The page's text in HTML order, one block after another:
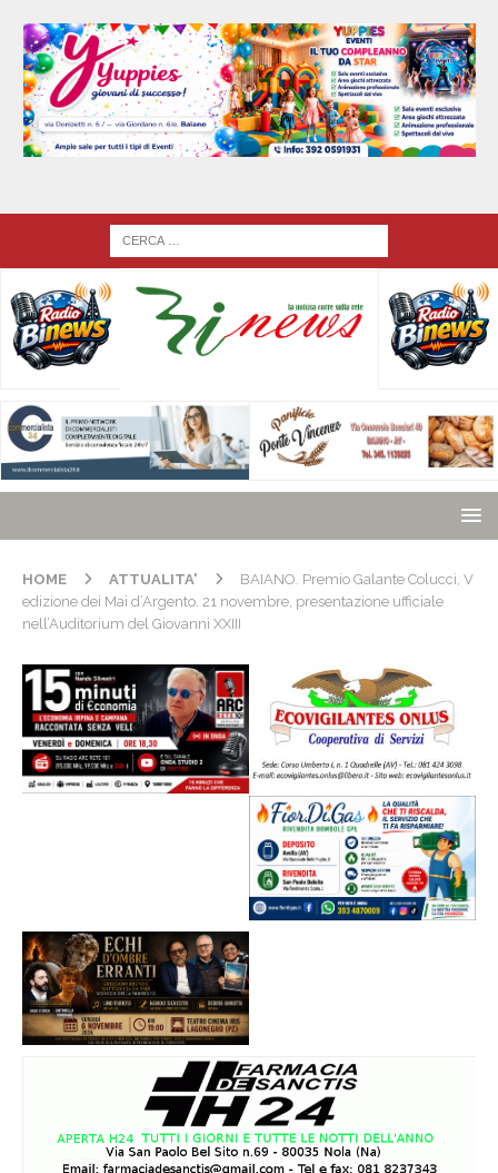
HOME ATTUALITA'
BAIANO. Premio Galante Colucci, V
edizione dei Mai d’Argento. 21 novembre, presentazione ufficiale
nell’Auditorium del Giovanni XXIII